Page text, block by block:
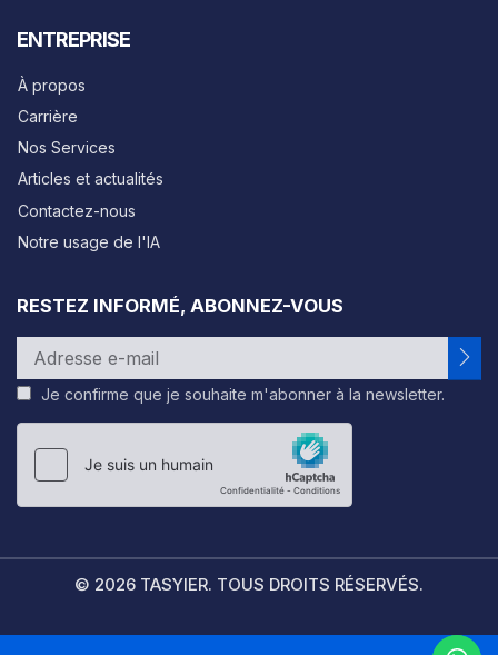
ENTREPRISE
À propos
Carrière
Nos Services
Articles et actualités
Contactez-nous
Notre usage de l'IA
RESTEZ INFORMÉ, ABONNEZ-VOUS
Je confirme que je souhaite m'abonner à la newsletter.
© 2026 TASYIER. TOUS DROITS RÉSERVÉS.